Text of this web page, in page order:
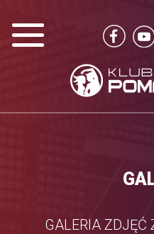
GALERIA ZDJĘĆ